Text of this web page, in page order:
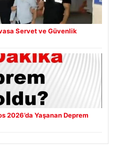
Servet ve Güvenlik
2026’da Yaşanan Deprem